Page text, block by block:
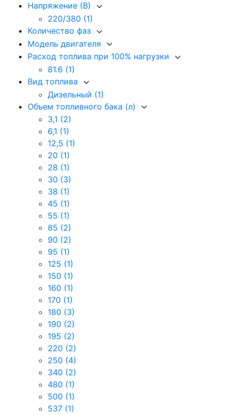
Напряжение (В)
220/380 (1)
Количество фаз
Модель двигателя
Расход топлива при 100% нагрузки
81.6 (1)
Вид топлива
Дизельный (1)
Объем топливного бака (л)
3,1 (2)
6,1 (1)
12,5 (1)
20 (1)
28 (1)
30 (3)
38 (1)
45 (1)
55 (1)
85 (2)
90 (2)
95 (1)
125 (1)
150 (1)
160 (1)
170 (1)
180 (3)
190 (2)
195 (2)
220 (2)
250 (4)
340 (2)
480 (1)
500 (1)
537 (1)